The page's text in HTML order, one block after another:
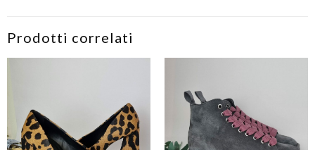
Prodotti correlati